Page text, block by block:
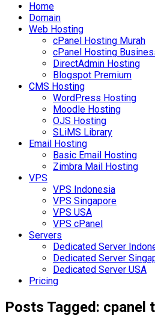
Home
Domain
Web Hosting
cPanel Hosting Murah
cPanel Hosting
DirectAdmin Hosting
Blogspot Premium
CMS Hosting
WordPress Hosting
Moodle Hosting
OJS Hosting
SLiMS Library
Email Hosting
Basic Email Hosting
Zimbra Mail Hosting
VPS
VPS Indonesia
VPS Singapore
VPS USA
VPS cPanel
Servers
Dedicated Server
Dedicated Server
Dedicated Server USA
Pricing
Posts Tagged: cpanel